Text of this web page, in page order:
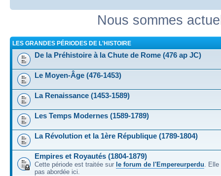
Nous sommes
LES GRANDES PÉRIODES DE L'HISTOIRE
De la Préhistoire à la Chute de Rome (476 ap JC)
Le Moyen-Âge (476-1453)
La Renaissance (1453-1589)
Les Temps Modernes (1589-1789)
La Révolution et la 1ère République (1789-1804)
Empires et Royautés (1804-1879)
Cette période est traitée sur le forum de l'Empereurperdu. Elle
pas abordée ici.